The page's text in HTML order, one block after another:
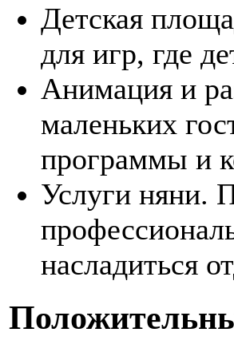
Детская
для игр, где
Анимация и
маленьких
программы и
Услуги няни.
насладиться